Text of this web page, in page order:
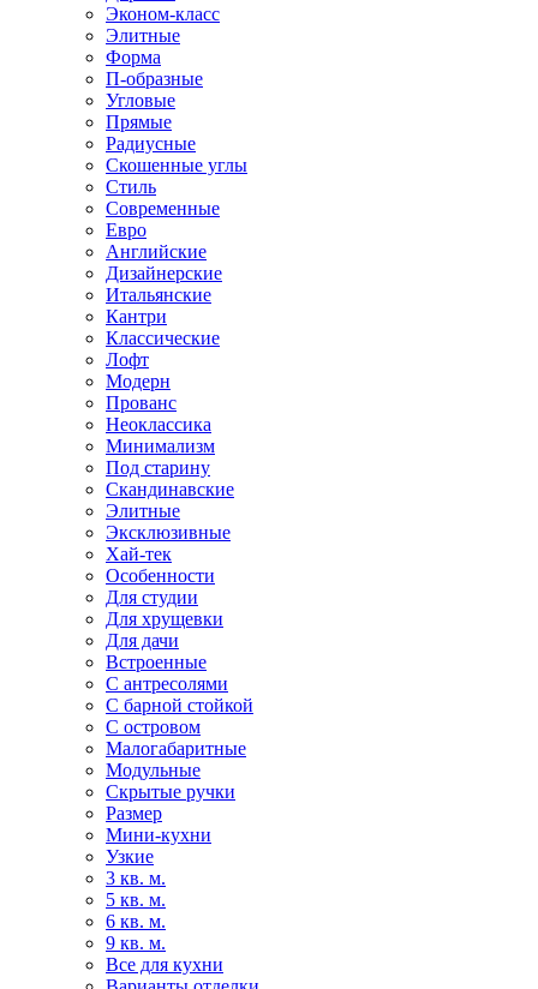
Эконом-класс
Элитные
Форма
П-образные
Угловые
Прямые
Радиусные
Скошенные углы
Стиль
Современные
Евро
Английские
Дизайнерские
Итальянские
Кантри
Классические
Лофт
Модерн
Прованс
Неоклассика
Минимализм
Под старину
Скандинавские
Элитные
Эксклюзивные
Хай-тек
Особенности
Для студии
Для хрущевки
Для дачи
Встроенные
С антресолями
С барной стойкой
С островом
Малогабаритные
Модульные
Скрытые ручки
Размер
Мини-кухни
Узкие
3 кв. м.
5 кв. м.
6 кв. м.
9 кв. м.
Все для кухни